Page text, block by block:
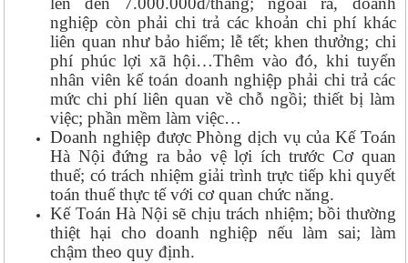
nghiệp còn phải chi trả các khoản chi phí khác
liên quan như bảo hiểm; lễ tết; khen thưởng; chi
phí phúc lợi xã hội…Thêm vào đó, khi tuyển
nhân viên kế toán doanh nghiệp phải chi trả các
mức chi phí liên quan về chỗ ngồi; thiết bị làm
việc; phần mềm làm việc…
Doanh nghiệp được Phòng dịch vụ của Kế Toán
Hà Nội đứng ra bảo vệ lợi ích trước Cơ quan
thuế; có trách nhiệm giải trình trực tiếp khi quyết
toán thuế thực tế với cơ quan chức năng.
Kế Toán Hà Nội sẽ chịu trách nhiệm; bồi thường
thiệt hại cho doanh nghiệp nếu làm sai; làm
chậm theo quy định.